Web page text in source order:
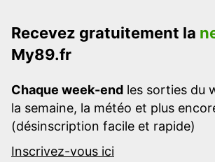
Recevez gratuitement la
My89.fr
Chaque week-end les sorties du
la semaine, la météo et plus
(désinscription facile et rapide)
Inscrivez-vous ici